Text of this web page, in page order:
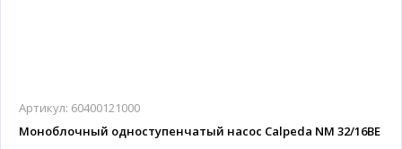
Артикул: 60400121000
Моноблочный одноступенчатый насос Calpeda NM 32/16BE